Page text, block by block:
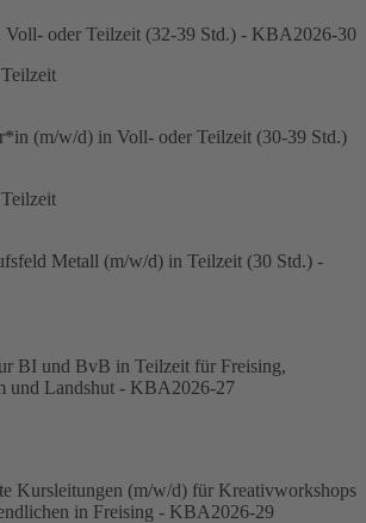
oder Teilzeit (32-39 Std.) - KBA2026-30
(m/w/d) in Voll- oder Teilzeit (30-39 Std.)
Metall (m/w/d) in Teilzeit (30 Std.) -
BI und BvB in Teilzeit für Freising,
und Landshut - KBA2026-27
Kursleitungen (m/w/d) für Kreativworkshops
in Freising - KBA2026-29